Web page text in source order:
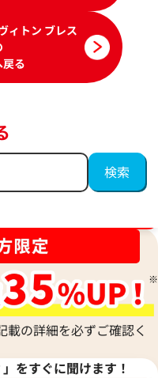
ル
ルイヴィトン ブ
32,000円
2026年4月17日時
ィトン ブレス
る
載の詳細を必ずご確認く
」をすぐに聞けます！